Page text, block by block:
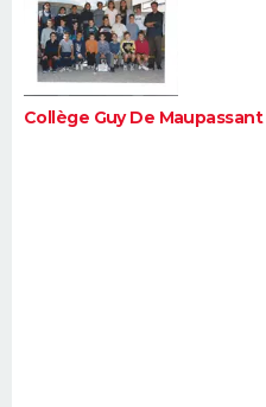
Collège Guy De Maupassant